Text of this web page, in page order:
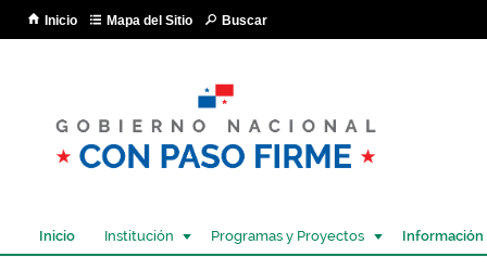
Inicio Mapa del Sitio Buscar
Inicio Institución Programas y Proyectos Información